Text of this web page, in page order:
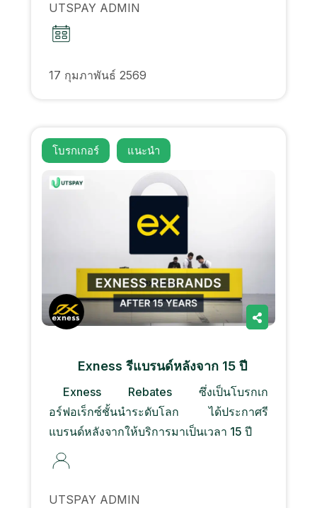
UTSPAY ADMIN
17 กุมภาพันธ์ 2569
โบรกเกอร์ แนะนํา
Exness รีแบรนด์หลังจาก 15 ปี
Exness Rebates ซึ่งเป็นโบรกเก
อร์ฟอเร็กซ์ชั้นนำระดับโลก ได้ประกาศรี
แบรนด์หลังจากให้บริการมาเป็นเวลา 15 ปี
UTSPAY ADMIN